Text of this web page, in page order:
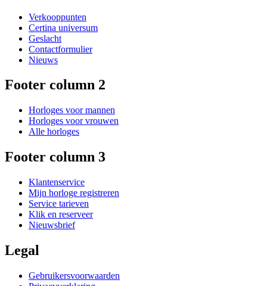
Verkooppunten
Certina universum
Geslacht
Contactformulier
Nieuws
Footer column 2
Horloges voor mannen
Horloges voor vrouwen
Alle horloges
Footer column 3
Klantenservice
Mijn horloge registreren
Service tarieven
Klik en reserveer
Nieuwsbrief
Legal
Gebruikersvoorwaarden